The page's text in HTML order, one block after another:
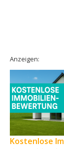
Anzeigen:
Kostenlose